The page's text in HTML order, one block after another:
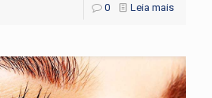
0 Leia mais